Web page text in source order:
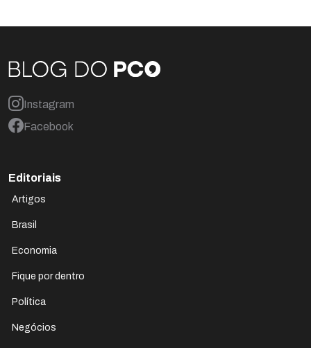
Instagram
Facebook
Editoriais
Artigos
Brasil
Economia
Fique por dentro
Política
Negócios